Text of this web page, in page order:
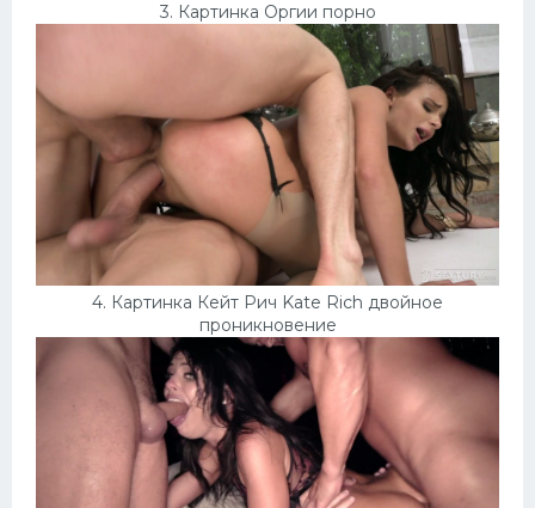
3. Картинка Оргии порно
4. Картинка Кейт Рич Kate Rich двойное
проникновение